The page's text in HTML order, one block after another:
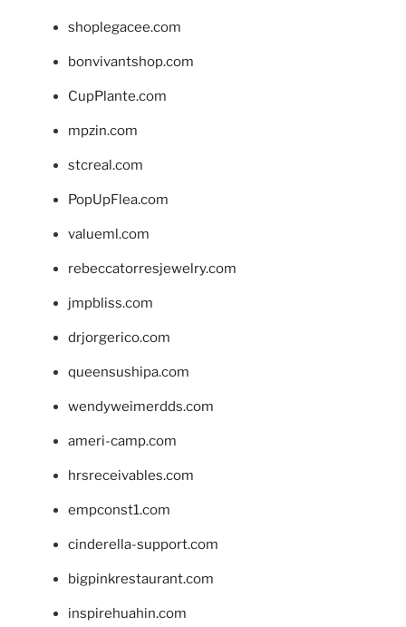
shoplegacee.com
bonvivantshop.com
CupPlante.com
mpzin.com
stcreal.com
PopUpFlea.com
valueml.com
rebeccatorresjewelry.com
jmpbliss.com
drjorgerico.com
queensushipa.com
wendyweimerdds.com
ameri-camp.com
hrsreceivables.com
empconst1.com
cinderella-support.com
bigpinkrestaurant.com
inspirehuahin.com